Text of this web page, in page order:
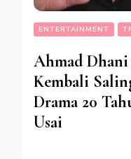
ENTERTAINMENT
Ahmad
Kembali
Drama 20
Usai